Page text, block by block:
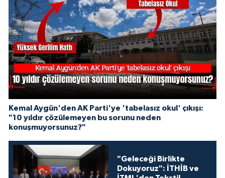
Kemal Aygün'den AK Parti'ye 'tabelasız okul' çıkışı:
"10 yıldır çözülemeyen bu sorunu neden
konuşmuyorsunuz?"
"Geleceği Birlikte
Dokuyoruz": İTHİB ve